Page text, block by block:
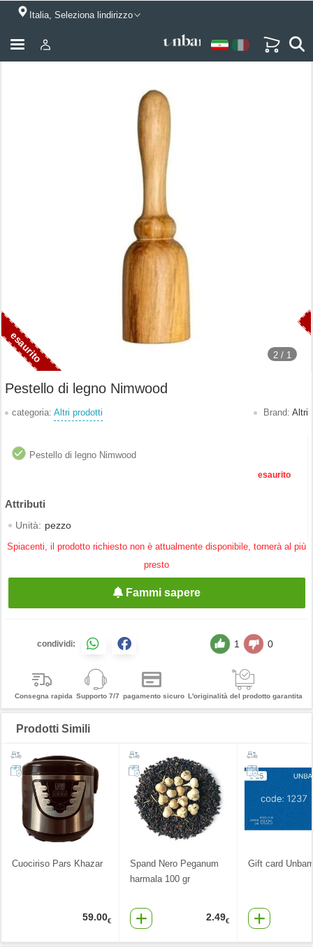
Italia, Seleziona lindirizzo
2 / 1
Pestello di legno Nimwood
categoria: Altri prodotti Brand: Altri
Pestello di legno Nimwood
esaurito
Unità: pezzo
Spiacenti, il prodotto richiesto non è attualmente disponibile, tornerà al più
presto
Fammi sapere
condividi: 1 0
Consegna rapida Supporto 7/7 pagamento sicuro L'originalità del prodotto garantita
Prodotti Simili
Cuociriso Pars Khazar
59.00€
Spand Nero Peganum
harmala 100 gr
2.49€
Gift card